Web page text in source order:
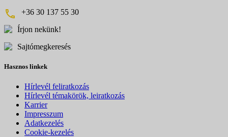
+36 30 137 55 30
Írjon nekünk!
Sajtómegkeresés
Hasznos linkek
Hírlevél feliratkozás
Hírlevél témakörök, leiratkozás
Karrier
Impresszum
Adatkezelés
Cookie-kezelés